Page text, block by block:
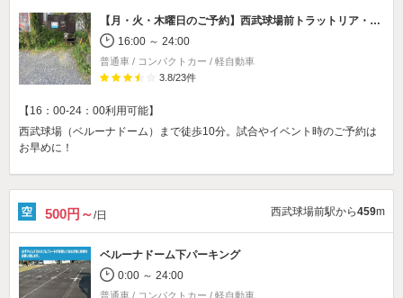
【月・火・木曜日のご予約】 西武球場前トラットリア・アドリアーノ駐車場
16:00 ～ 24:00
普通車 / コンパクトカー / 軽自動車
3.8/23件
【16：00-24：00利用可能】
西武球場（ベルーナドーム）まで徒歩10分。試合やイベント時のご予約は
お早めに！
500円～/日 西武球場前駅から459m
ベルーナドーム下パーキング
0:00 ～ 24:00
普通車 / コンパクトカー / 軽自動車